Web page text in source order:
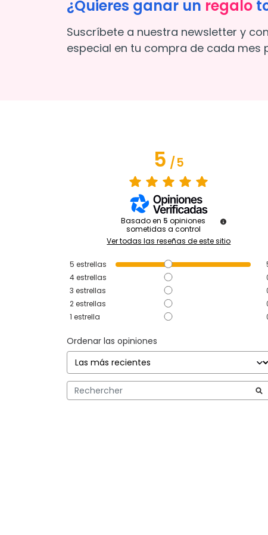
¿Quieres ganar un regalo
Suscríbete a nuestra newsletter y
especial en tu compra de cada mes
5/5
Basado en 5 opiniones
sometidas a control
Ver todas las reseñas de este sitio
5 estrellas
4estrellas
3 estrellas
2estrellas
1 estrella
Ordenar las opiniones